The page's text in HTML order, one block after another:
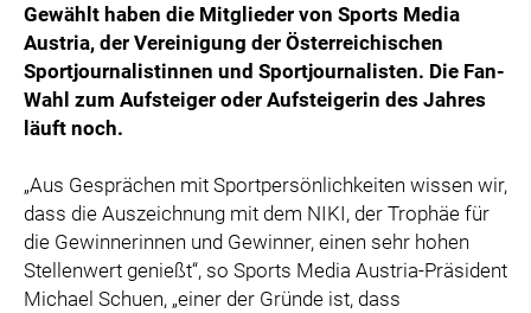
Gewählt haben die Mitglieder von Sports Media
Austria, der Vereinigung der Österreichischen
Sportjournalistinnen und Sportjournalisten. Die Fan-
Wahl zum Aufsteiger oder Aufsteigerin des Jahres
läuft noch.
„Aus Gesprächen mit Sportpersönlichkeiten wissen wir,
dass die Auszeichnung mit dem NIKI, der Trophäe für
die Gewinnerinnen und Gewinner, einen sehr hohen
Stellenwert genießt“, so Sports Media Austria-Präsident
Michael Schuen, „einer der Gründe ist, dass